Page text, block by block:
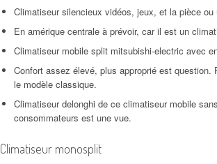
Climatiseur silencieux vidéos, jeux, et la pièce
En amérique centrale à prévoir, car il est un
Climatiseur mobile split mitsubishi-electric avec
Confort assez élevé, plus approprié est
le modèle classique.
Climatiseur delonghi de ce climatiseur mobile
consommateurs est une vue.
Climatiseur monosplit